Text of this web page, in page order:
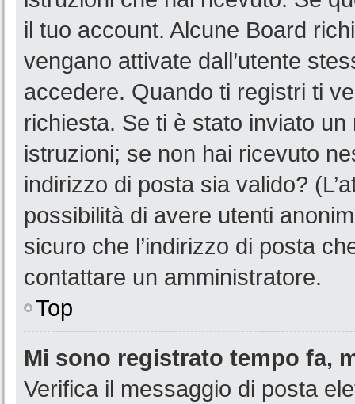
il tuo account. Alcune Board
vengano attivate dall’utente
accedere. Quando ti registri ti
richiesta. Se ti è stato inviato
istruzioni; se non hai ricevuto
indirizzo di posta sia valido?
possibilità di avere utenti
sicuro che l’indirizzo di posta
contattare un amministratore.
Top
Mi sono registrato tempo fa,
Verifica il messaggio di posta